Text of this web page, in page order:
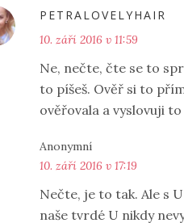
PETRALOVELYHAIR
10. září 2016 v 11:59
Ne, nečte, čte se to
to píšeš. Ověř si to
ověřovala a vyslovuji
Anonymní
10. září 2016 v 17:19
Nečte, je to tak. Ale s
naše tvrdé U nikdy